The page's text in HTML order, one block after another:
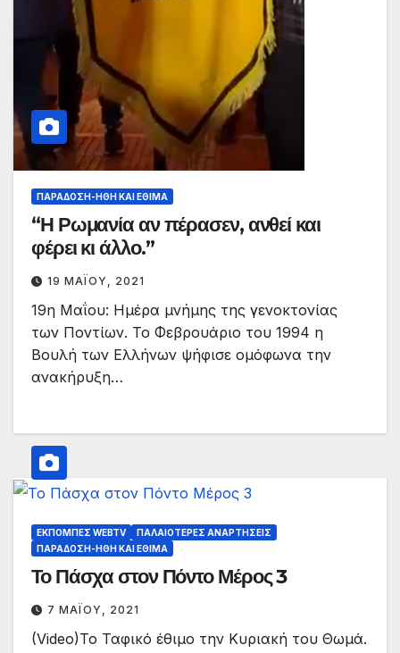
ΠΑΡΆΔΟΣΗ-ΉΘΗ ΚΑΙ ΈΘΙΜΑ
“Η Ρωμανία αν πέρασεν, ανθεί και
φέρει κι άλλο.”
19 ΜΑΪ́ΟΥ, 2021
19η Μαΐου: Ημέρα μνήμης της γενοκτονίας
των Ποντίων. Το Φεβρουάριο του 1994 η
Βουλή των Ελλήνων ψήφισε ομόφωνα την
ανακήρυξη…
ΕΚΠΟΜΠΈΣ WEBTV
ΠΑΛΑΙΟΤΕΡΕΣ ΑΝΑΡΤΗΣΕΙΣ
ΠΑΡΆΔΟΣΗ-ΉΘΗ ΚΑΙ ΈΘΙΜΑ
Το Πάσχα στον Πόντο Μέρος 3
7 ΜΑΪ́ΟΥ, 2021
(Video)Το Ταφικό έθιμο την Κυριακή του Θωμά.